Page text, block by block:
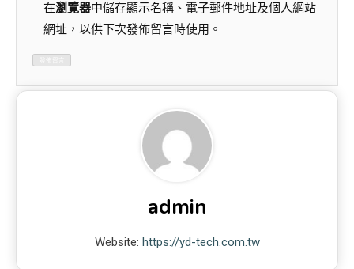
在瀏覽器中儲存顯示名稱、電子郵件地址及個人網站
網址，以供下次發佈留言時使用。
admin
Website: https://yd-tech.com.tw